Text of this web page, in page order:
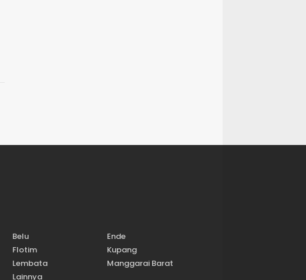
Belu
Ende
Flotim
Kupang
Lembata
Manggarai Barat
Lainnya